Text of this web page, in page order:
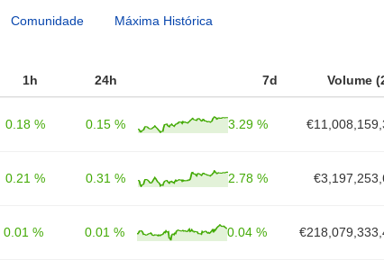
Comunidade Máxima Histórica
1h 24h 7d Volume
0.18 % 0.15 % 3.29 %
0.21 % 0.31 % 2.78 %
0.01 % 0.01 % 0.04 %